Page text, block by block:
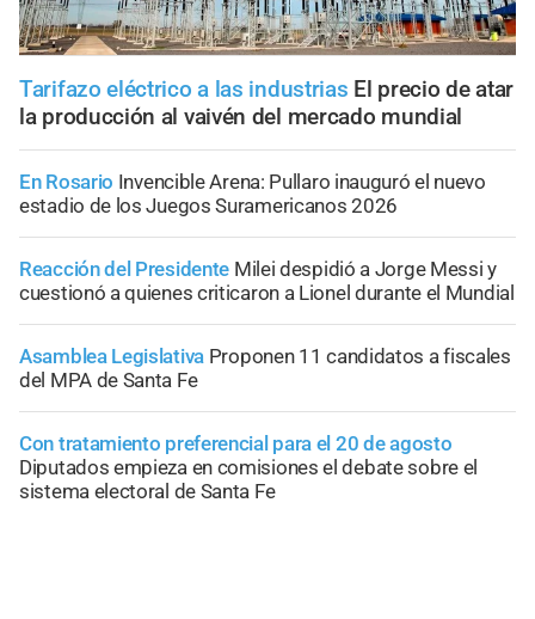
Tarifazo eléctrico a las industrias El precio de atar
la producción al vaivén del mercado mundial
En Rosario Invencible Arena: Pullaro inauguró el nuevo
estadio de los Juegos Suramericanos 2026
Reacción del Presidente Milei despidió a Jorge Messi y
cuestionó a quienes criticaron a Lionel durante el Mundial
Asamblea Legislativa Proponen 11 candidatos a fiscales
del MPA de Santa Fe
Con tratamiento preferencial para el 20 de agosto
Diputados empieza en comisiones el debate sobre el
sistema electoral de Santa Fe